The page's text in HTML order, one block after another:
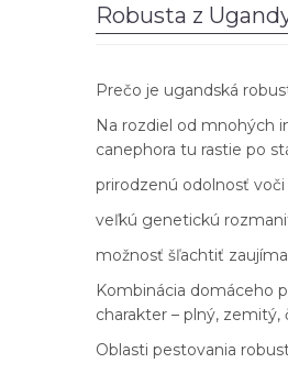
Robusta z
Prečo je ugandská
Na rozdiel od mnohých
canephora tu rastie po
prirodzenú odolnosť
veľkú genetickú
možnosť šľachtiť
Kombinácia domáceho
charakter – plný,
Oblasti pestovania